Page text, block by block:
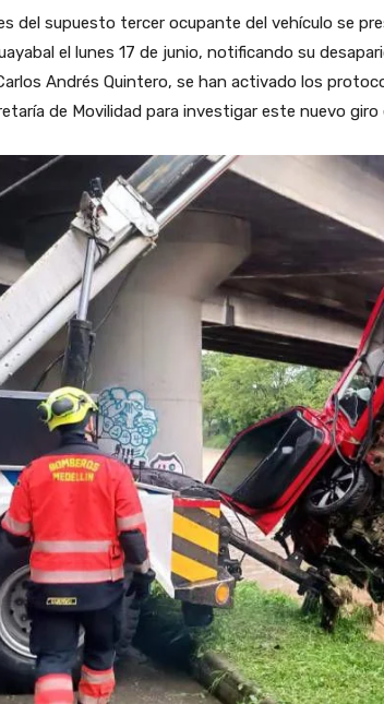
del supuesto tercer ocupante del vehículo se
el lunes 17 de junio, notificando su
Andrés Quintero, se han activado los
de Movilidad para investigar este nuevo giro